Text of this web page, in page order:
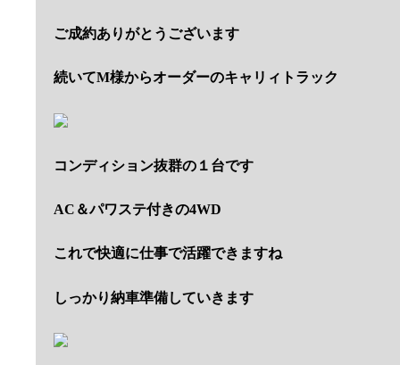
ご成約ありがとうございます
続いてM様からオーダーのキャリィトラック
コンディション抜群の１台です
AC＆パワステ付きの4WD
これで快適に仕事で活躍できますね
しっかり納車準備していきます